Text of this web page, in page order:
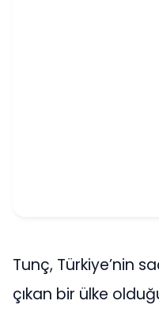
Tunç, Türkiye’nin
çıkan bir ülke